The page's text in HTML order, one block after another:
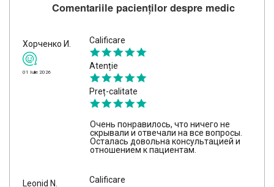
Comentariile pacienților despre medic
Хорченко И.
01 Iulie 2026
Calificare
Atenție
Preț-calitate
Очень понравилось, что ничего не
скрывали и отвечали на все вопросы.
Осталась довольна консультацией и
отношением к пациентам.
Leonid N. Calificare